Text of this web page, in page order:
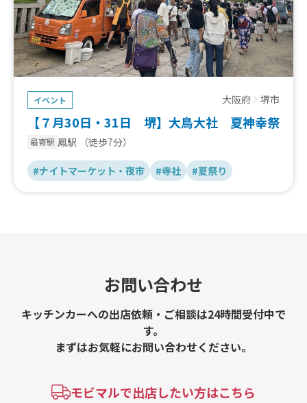
イベント 大阪府 堺市
【７月30日・31日 堺】大鳥大社 夏神幸祭
最寄駅 鳳駅 （徒歩7分）
#ナイトマーケット・夜市 #寺社 #夏祭り
お問い合わせ
キッチンカーへの出店依頼・ご相談は24時間受付中で
す。
まずはお気軽にお問い合わせください。
モビマルで出店したい方はこちら